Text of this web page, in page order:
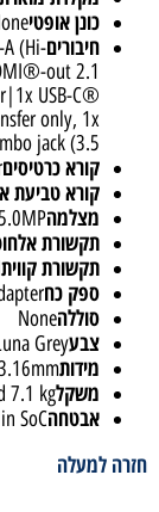
כונן אופטי
חיבוריםA (Hi-
out 2.1
USB-C®
only, 1x
jack (3.5
קורא כרטיסים
קורא טביעת
מצלמה
תקשורת
תקשורת קווית
ספק כח
סוללהNone
צבעGrey
מידות
משקל7.1 kg
אבטחהSoC
חזרה למעלה